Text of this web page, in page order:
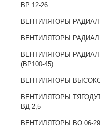
ВР 12-26
ВЕНТИЛЯТОРЫ
ВЕНТИЛЯТОРЫ
ВЕНТИЛЯТОРЫ
(ВР100-45)
ВЕНТИЛЯТОРЫ
ВЕНТИЛЯТОРЫ
ВД-2,5
ВЕНТИЛЯТОРЫ ВО 06-